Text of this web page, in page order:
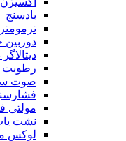
بادسنج
دوربین
رطوبت
صوت
مولتی
نشت
لوکس